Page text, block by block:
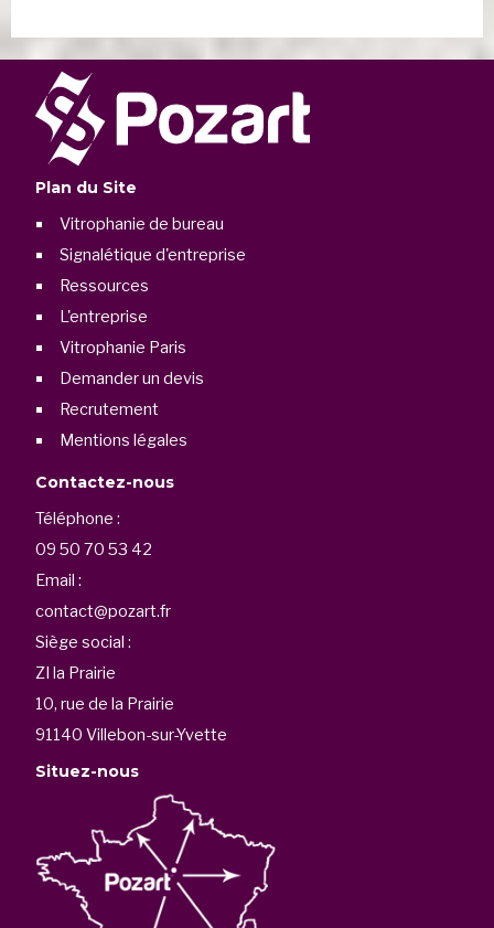
Plan du Site
Vitrophanie de bureau
Signalétique d'entreprise
Ressources
L'entreprise
Vitrophanie Paris
Demander un devis
Recrutement
Mentions légales
Contactez-nous
Téléphone :
09 50 70 53 42
Email :
contact@pozart.fr
Siège social :
ZI la Prairie
10, rue de la Prairie
91140 Villebon-sur-Yvette
Situez-nous